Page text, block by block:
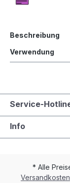
Beschreibung
Verwendung
Service-
Info
* Alle
Versandkosten